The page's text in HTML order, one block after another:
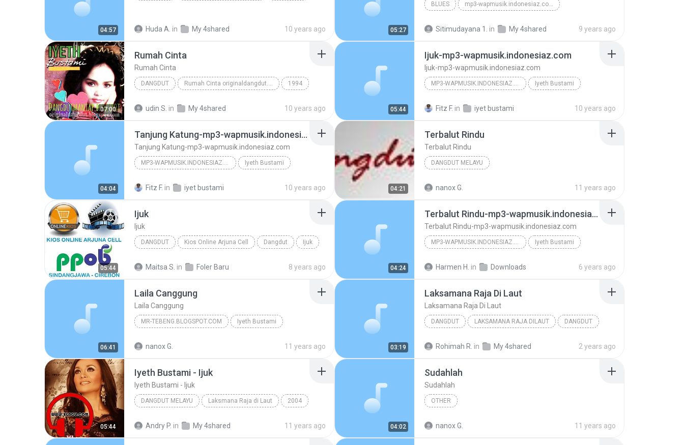
04:57 Huda A. in My 4shared 10 years ago 05:27
BLUES mp3-wapmusik.indonesiaz.com
Sitimudayana 1. in My 4shared 9 years ago
07:00
Rumah Cinta
Rumah Cinta
DANGDUT Rumah Cinta originaldangdut.blogspot.com 1994
udin S. in My 4shared 10 years ago 05:44
Ijuk-mp3-wapmusik.indonesiaz.com
Ijuk-mp3-wapmusik.indonesiaz.com
MP3-WAPMUSIK.INDONESIAZ.COM Iyeth Bustami
Fitz F. in iyet bustami 10 years ago
04:04
Tanjung Katung-mp3-wapmusik.indonesiaz.com
Tanjung Katung-mp3-wapmusik.indonesiaz.com
MP3-WAPMUSIK.INDONESIAZ.COM Iyeth Bustami
Fitz F. in iyet bustami 10 years ago 04:21
Terbalut Rindu
Terbalut Rindu
DANGDUT MELAYU
nanox G. 11 years ago
05:44
Ijuk
Ijuk
DANGDUT Kios Online Arjuna Cell Dangdut Ijuk
Maitsa S. in Foler Baru 8 years ago 04:24
Terbalut Rindu-mp3-wapmusik.indonesiaz.com
Terbalut Rindu-mp3-wapmusik.indonesiaz.com
MP3-WAPMUSIK.INDONESIAZ.COM Iyeth Bustami
Harmen H. in Downloads 6 years ago
06:41
Laila Canggung
Laila Canggung
MR-TEBENG.BLOGSPOT.COM Iyeth Bustami
nanox G. 11 years ago 03:19
Laksamana Raja Di Laut
Laksamana Raja Di Laut
DANGDUT LAKSAMANA RAJA DILAUT DANGDUT
Rohimah R. in My 4shared 2 years ago
05:44
Iyeth Bustami - Ijuk
Iyeth Bustami - Ijuk
DANGDUT MELAYU Laksmana Raja di Laut 2004
Andry P. in My 4shared 11 years ago 04:02
Sudahlah
Sudahlah
OTHER
nanox G. 11 years ago